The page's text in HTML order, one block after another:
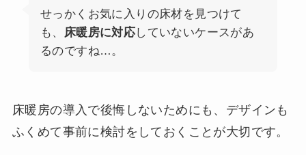
せっかくお気に入りの床材を見つけて
も、 床暖房に対応していないケースがあ
るのですね…。
床暖房の導入で後悔しないためにも、デザインも
ふくめて事前に検討をしておくことが大切です。